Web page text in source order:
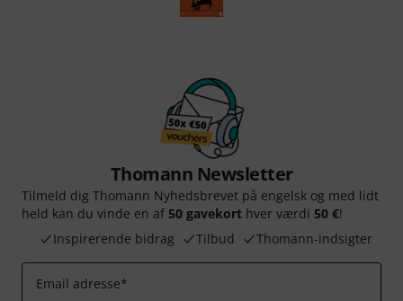
Thomann Newsletter
Tilmeld dig Thomann Nyhedsbrevet på engelsk og med lidt
held kan du vinde en af 50 gavekort hver værdi 50 €!
Inspirerende bidrag
Tilbud Thomann-indsigter
Email adresse*